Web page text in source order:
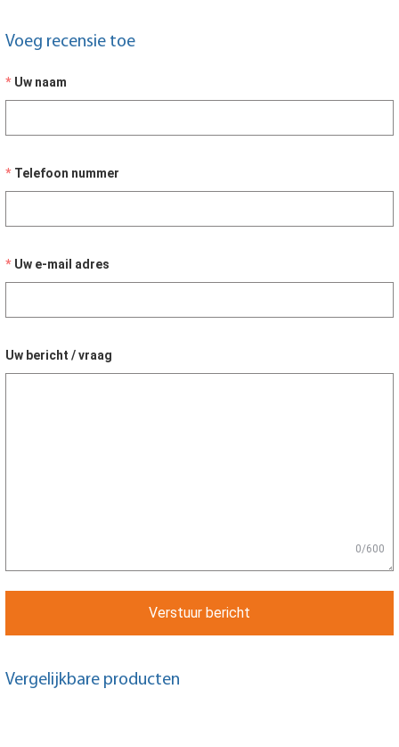
Voeg recensie toe
Uw naam
Telefoon nummer
Uw e-mail adres
Uw bericht / vraag
0/600
Verstuur bericht
Vergelijkbare producten